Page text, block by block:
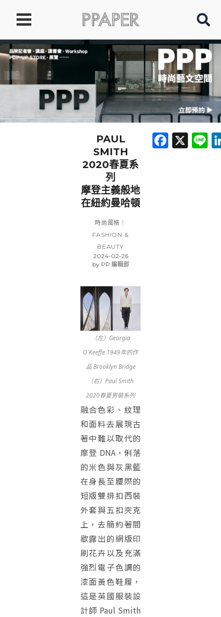
要
內
PAUL
SMITH
2020春夏系
列
摩登主義般地
在紐約曼哈頓
時尚風格｜
FASHION &
BEAUTY
2024-02-26
byPP 編輯部
（左）Georgia
O'Keeffe 1949年的作
品 Brooklyn Bridge
（右）Paul Smith
2020春夏男裝系列
融合色彩、紋理
和面料去展現古
著中難以取代的
摩登 DNA，俐落
的米色與灰黑籃
在身長至腰際的
短版雙排扣西裝
外套與五扣夾克
上，去簡約著間
歇露出的網版印
刷花卉以及充滿
強烈電子色調的
漆面黃色鞋履，
這是英國服裝設
計師 Paul Smith
X